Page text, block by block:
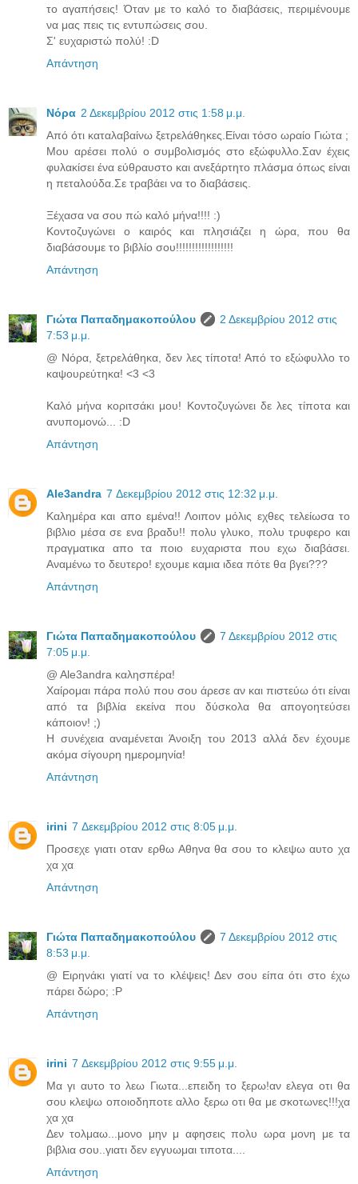
το αγαπήσεις! Όταν με το καλό το διαβάσεις, περιμένουμε
να μας πεις τις εντυπώσεις σου.
Σ' ευχαριστώ πολύ! :D
Απάντηση
Νόρα 2 Δεκεμβρίου 2012 στις 1:58 μ.μ.
Από ότι καταλαβαίνω ξετρελάθηκες.Είναι τόσο ωραίο Γιώτα ;
Μου αρέσει πολύ ο συμβολισμός στο εξώφυλλο.Σαν έχεις
φυλακίσει ένα εύθραυστο και ανεξάρτητο πλάσμα όπως είναι
η πεταλούδα.Σε τραβάει να το διαβάσεις.
Ξέχασα να σου πώ καλό μήνα!!!! :)
Κοντοζυγώνει ο καιρός και πλησιάζει η ώρα, που θα
διαβάσουμε το βιβλίο σου!!!!!!!!!!!!!!!!!!
Απάντηση
Γιώτα Παπαδημακοπούλου
2 Δεκεμβρίου 2012 στις
7:53 μ.μ.
@ Νόρα, ξετρελάθηκα, δεν λες τίποτα! Από το εξώφυλλο το
καψουρεύτηκα! <3 <3
Καλό μήνα κοριτσάκι μου! Κοντοζυγώνει δε λες τίποτα και
ανυπομονώ... :D
Απάντηση
Ale3andra 7 Δεκεμβρίου 2012 στις 12:32 μ.μ.
Καλημέρα και απο εμένα!! Λοιπον μόλις εχθες τελείωσα το
βιβλιο μέσα σε ενα βραδυ!! πολυ γλυκο, πολυ τρυφερο και
πραγματικα απο τα ποιο ευχαριστα που εχω διαβάσει.
Αναμένω το δευτερο! εχουμε καμια ιδεα πότε θα βγει???
Απάντηση
Γιώτα Παπαδημακοπούλου
7 Δεκεμβρίου 2012 στις
7:05 μ.μ.
@ Ale3andra καλησπέρα!
Χαίρομαι πάρα πολύ που σου άρεσε αν και πιστεύω ότι είναι
από τα βιβλία εκείνα που δύσκολα θα απογοητεύσει
κάποιον! ;)
Η συνέχεια αναμένεται Άνοιξη του 2013 αλλά δεν έχουμε
ακόμα σίγουρη ημερομηνία!
Απάντηση
irini 7 Δεκεμβρίου 2012 στις 8:05 μ.μ.
Προσεχε γιατι οταν ερθω Αθηνα θα σου το κλεψω αυτο χα
χα χα
Απάντηση
Γιώτα Παπαδημακοπούλου
7 Δεκεμβρίου 2012 στις
8:53 μ.μ.
@ Ειρηνάκι γιατί να το κλέψεις! Δεν σου είπα ότι στο έχω
πάρει δώρο; :P
Απάντηση
irini 7 Δεκεμβρίου 2012 στις 9:55 μ.μ.
Μα γι αυτο το λεω Γιωτα...επειδη το ξερω!αν ελεγα οτι θα
σου κλεψω οποιοδηποτε αλλο ξερω οτι θα με σκοτωνες!!!χα
χα χα
Δεν τολμαω...μονο μην μ αφησεις πολυ ωρα μονη με τα
βιβλια σου..γιατι δεν εγγυωμαι τιποτα....
Απάντηση